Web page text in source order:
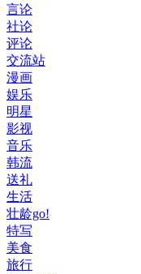
言论
社论
评论
交流站
漫画
娱乐
明星
影视
音乐
韩流
送礼
生活
壮龄go!
特写
美食
旅行